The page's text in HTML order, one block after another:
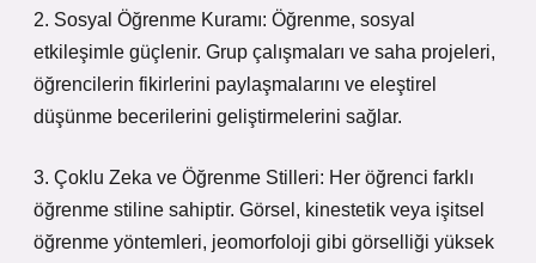
2. Sosyal Öğrenme Kuramı: Öğrenme, sosyal
etkileşimle güçlenir. Grup çalışmaları ve saha projeleri,
öğrencilerin fikirlerini paylaşmalarını ve eleştirel
düşünme becerilerini geliştirmelerini sağlar.
3. Çoklu Zeka ve Öğrenme Stilleri: Her öğrenci farklı
öğrenme stiline sahiptir. Görsel, kinestetik veya işitsel
öğrenme yöntemleri, jeomorfoloji gibi görselliği yüksek